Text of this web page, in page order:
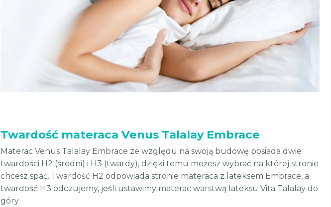
Twardość materaca Venus Talalay Embrace
Materac Venus Talalay Embrace ze względu na swoją budowę posiada dwie
twardości H2 (średni) i H3 (twardy), dzięki temu możesz wybrać na której stronie
chcesz spać. Twardość H2 odpowiada stronie materaca z lateksem Embrace, a
twardość H3 odczujemy, jeśli ustawimy materac warstwą lateksu Vita Talalay do
góry.